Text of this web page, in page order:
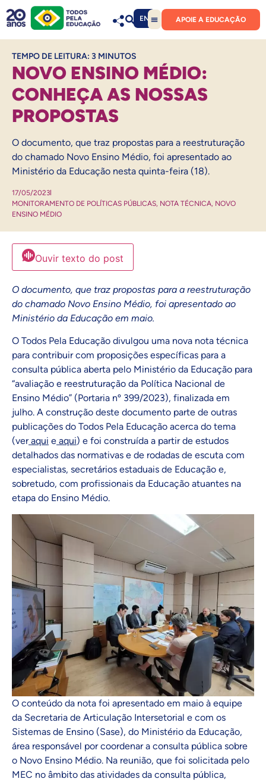
EN APOIE A EDUCAÇÃO
TEMPO DE LEITURA: 3 MINUTOS
NOVO ENSINO MÉDIO:
CONHEÇA AS NOSSAS
PROPOSTAS
O documento, que traz propostas para a reestruturação
do chamado Novo Ensino Médio, foi apresentado ao
Ministério da Educação nesta quinta-feira (18).
17/05/2023
MONITORAMENTO DE POLÍTICAS PÚBLICAS, NOTA TÉCNICA, NOVO
ENSINO MÉDIO
Ouvir texto do post
O documento, que traz propostas para a reestruturação
do chamado Novo Ensino Médio, foi apresentado ao
Ministério da Educação em maio.
O Todos Pela Educação divulgou uma nova nota técnica
para contribuir com proposições específicas para a
consulta pública aberta pelo Ministério da Educação para
“avaliação e reestruturação da Política Nacional de
Ensino Médio” (Portaria nº 399/2023), finalizada em
julho. A construção deste documento parte de outras
publicações do Todos Pela Educação acerca do tema
(ver aqui e aqui) e foi construída a partir de estudos
detalhados das normativas e de rodadas de escuta com
especialistas, secretários estaduais de Educação e,
sobretudo, com profissionais da Educação atuantes na
etapa do Ensino Médio.
O conteúdo da nota foi apresentado em maio à equipe
da Secretaria de Articulação Intersetorial e com os
Sistemas de Ensino (Sase), do Ministério da Educação,
área responsável por coordenar a consulta pública sobre
o Novo Ensino Médio. Na reunião, que foi solicitada pelo
MEC no âmbito das atividades da consulta pública,